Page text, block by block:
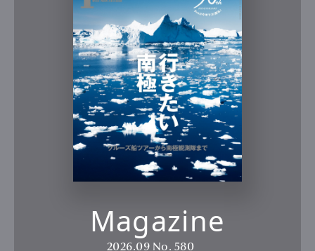
Magazine
2026.09 No. 580